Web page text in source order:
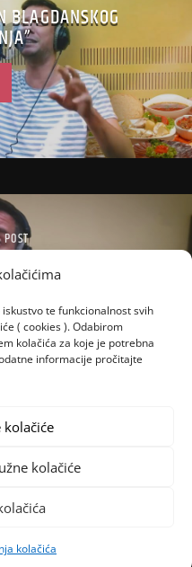
te funkcionalnost svih
( cookies ). Odabirom
kolačića za koje je potrebna
informacije pročitajte
kolačiće
kolačiće
kolačića
BLAGDANSKOG
MIJE!